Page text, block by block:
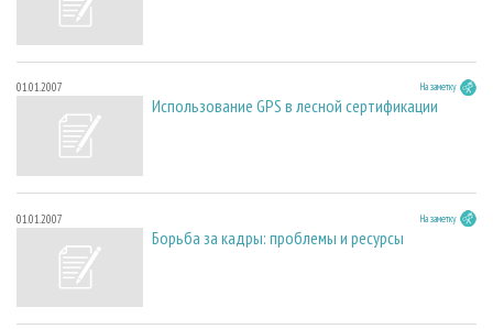
01.01.2007 На заметку
Использование GPS в лесной сертификации
01.01.2007 На заметку
Борьба за кадры: проблемы и ресурсы